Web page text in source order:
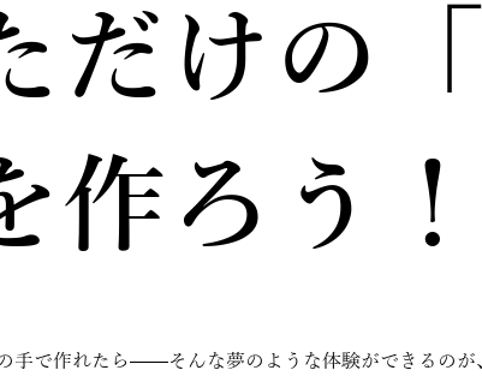
だけの
作ろう！
手で作れたら——そんな夢のような体験ができるのが